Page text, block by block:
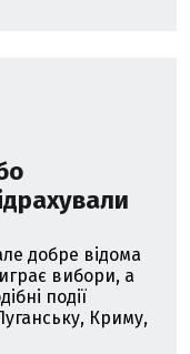
добре відома
вибори, а
події
Криму,